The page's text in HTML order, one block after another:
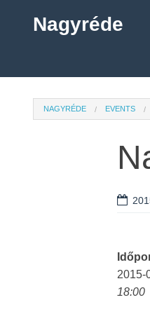
Nagyréde
NAGYRÉDE EVENTS
2015-
18:00